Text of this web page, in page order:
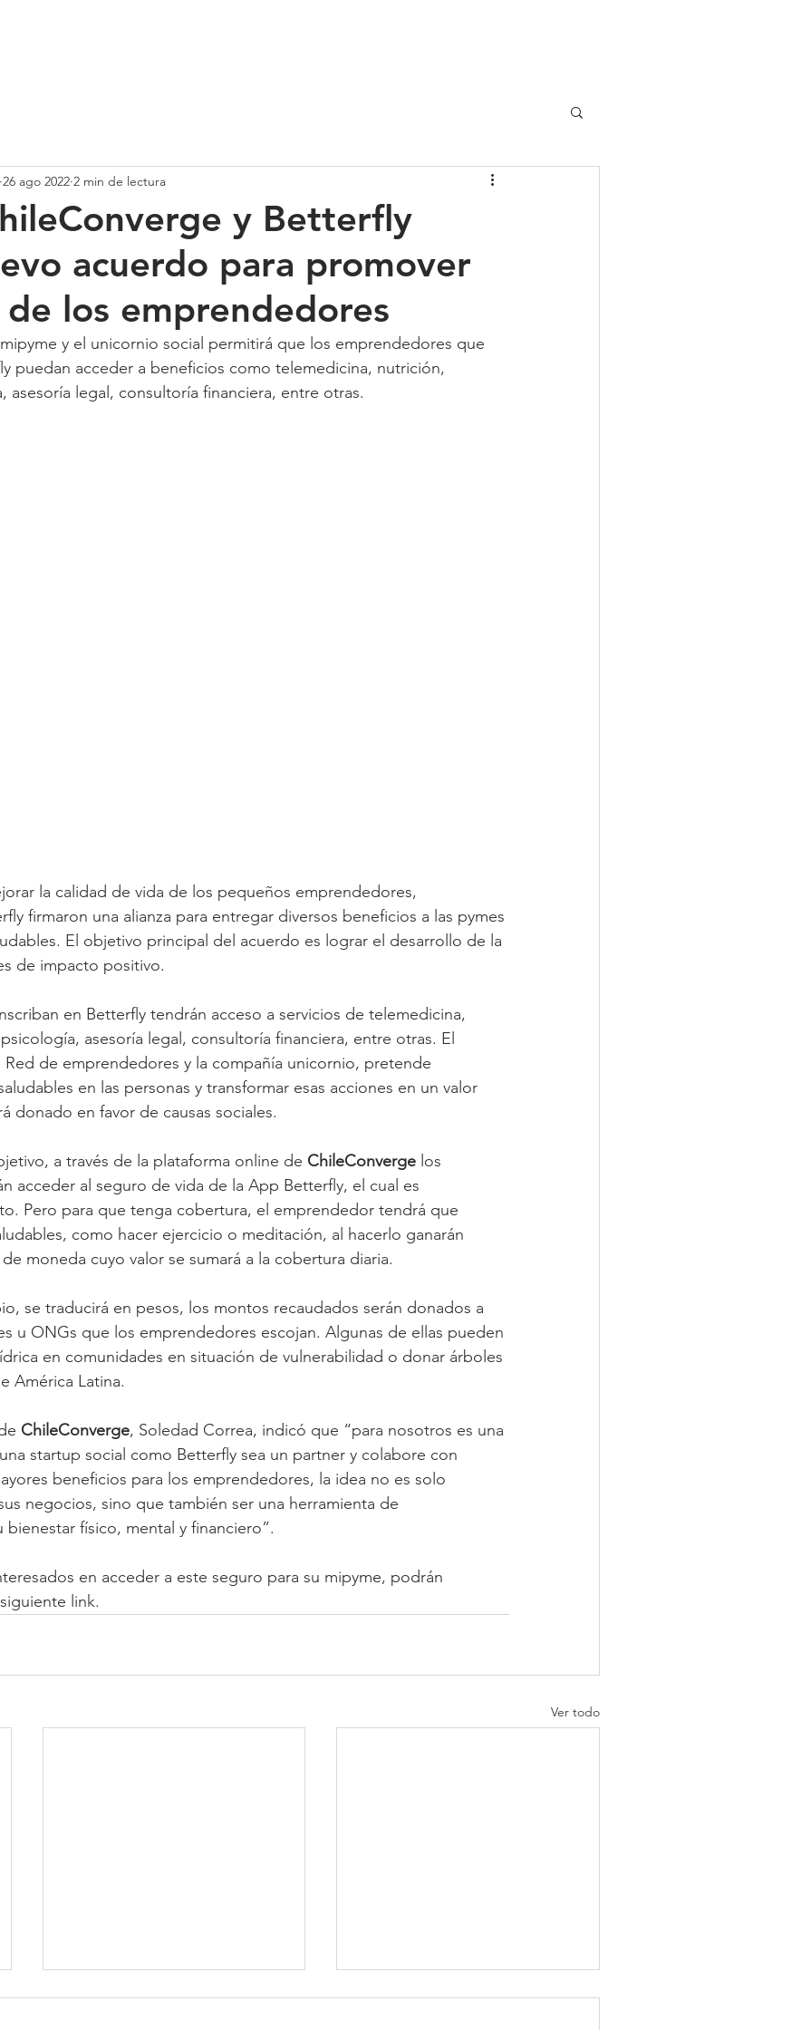
y Betterfly
acuerdo para promover
los emprendedores
26 ago 2022 2 min de lectura
y el unicornio social permitirá que los emprendedores que
puedan acceder a beneficios como telemedicina, nutrición,
asesoría legal, consultoría financiera, entre otras.
la calidad de vida de los pequeños emprendedores,
firmaron una alianza para entregar diversos beneficios a las pymes
El objetivo principal del acuerdo es lograr el desarrollo de la
de impacto positivo.
en Betterfly tendrán acceso a servicios de telemedicina,
asesoría legal, consultoría financiera, entre otras. El
de emprendedores y la compañía unicornio, pretende
en las personas y transformar esas acciones en un valor
donado en favor de causas sociales.
a través de la plataforma online de ChileConverge los
acceder al seguro de vida de la App Betterfly, el cual es
Pero para que tenga cobertura, el emprendedor tendrá que
como hacer ejercicio o meditación, al hacerlo ganarán
moneda cuyo valor se sumará a la cobertura diaria.
se traducirá en pesos, los montos recaudados serán donados a
u ONGs que los emprendedores escojan. Algunas de ellas pueden
en comunidades en situación de vulnerabilidad o donar árboles
América Latina.
ChileConverge, Soledad Correa, indicó que “para nosotros es una
startup social como Betterfly sea un partner y colabore con
beneficios para los emprendedores, la idea no es solo
negocios, sino que también ser una herramienta de
bienestar físico, mental y financiero”.
en acceder a este seguro para su mipyme, podrán
link.
Ver todo